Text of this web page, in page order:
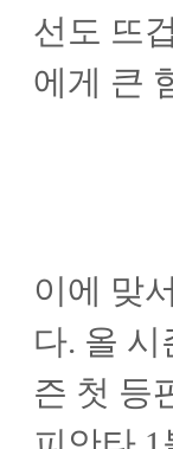
선도 뜨
에게 큰
이에 맞
다. 올 시
즌 첫 등